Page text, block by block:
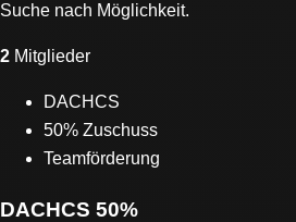
Suche nach Möglichkeit.
2 Mitglieder
DACHCS
50% Zuschuss
Teamförderung
DACHCS 50%